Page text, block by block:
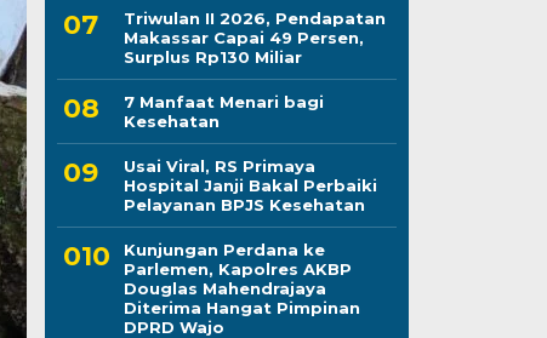
Triwulan II 2026, Pendapatan
Makassar Capai 49 Persen,
Surplus Rp130 Miliar
7 Manfaat Menari bagi
Kesehatan
Usai Viral, RS Primaya
Hospital Janji Bakal Perbaiki
Pelayanan BPJS Kesehatan
Kunjungan Perdana ke
Parlemen, Kapolres AKBP
Douglas Mahendrajaya
Diterima Hangat Pimpinan
DPRD Wajo